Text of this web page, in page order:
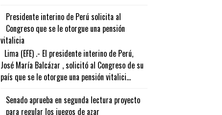
Presidente interino de Perú solicita al
Congreso que se le otorgue una pensión
vitalicia
Lima (EFE) .- El presidente interino de Perú,
José María Balcázar , solicitó al Congreso de su
país que se le otorgue una pensión vitalici...
Senado aprueba en segunda lectura proyecto
para regular los juegos de azar